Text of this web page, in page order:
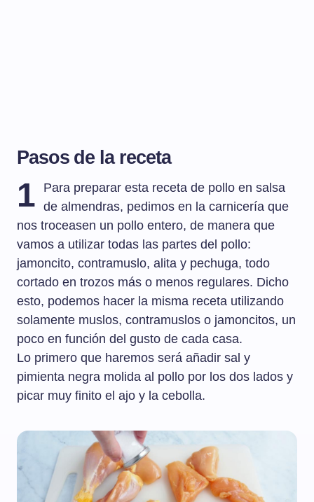
Pasos de la receta
1
Para preparar esta receta de pollo en salsa
de almendras, pedimos en la carnicería que
nos troceasen un pollo entero, de manera que
vamos a utilizar todas las partes del pollo:
jamoncito, contramuslo, alita y pechuga, todo
cortado en trozos más o menos regulares. Dicho
esto, podemos hacer la misma receta utilizando
solamente muslos, contramuslos o jamoncitos, un
poco en función del gusto de cada casa.
Lo primero que haremos será añadir sal y
pimienta negra molida al pollo por los dos lados y
picar muy finito el ajo y la cebolla.